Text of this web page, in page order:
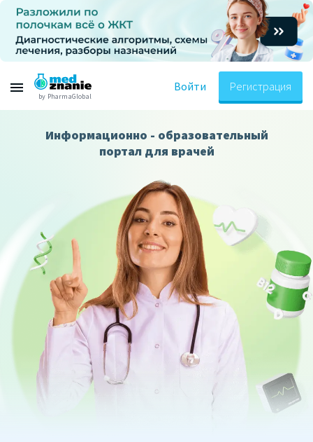
by PharmaGlobal
Войти Регистрация
Информационно - образовательный
портал для врачей